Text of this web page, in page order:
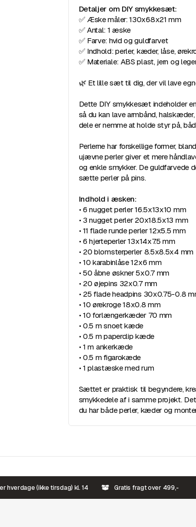
Detaljer om DIY smykkesæt:
✅ Æske måler: 130x68x21 mm
✅ Antal: 1 æske
✅ Farve: hvid og guldfarvet
✅ Indhold: perler, kæder, låse,
✅ Materiale: ABS plast, jern og
🌿 Et lille sæt til dig, der vil lave
Dette DIY smykkesæt indeholder
så du kan lave armbånd,
dele er nemme at holde styr på,
Perlerne har forskellige former,
ujævne perler giver et mere
og enkle smykker. De guldfarvede
sætte perler på pins.
Indhold i æsken:
• 6 nugget perler 16.5x13x10 mm
• 3 nugget perler 20x18.5x13 mm
• 11 flade runde perler 12x5.5 mm
• 6 hjerteperler 13x14x7.5 mm
• 20 blomsterperler 8.5x8.5x4 mm
• 10 karabinlåse 12x6 mm
• 50 åbne øskner 5x0.7 mm
• 20 øjepins 32x0.7 mm
• 25 flade headpins 30x0.75-0.8
• 10 ørekroge 18x0.8 mm
• 10 forlængerkæder 70 mm
• 0.5 m snoet kæde
• 0.5 m paperclip kæde
• 1 m ankerkæde
• 0.5 m figarokæde
• 1 plastæske med rum
Sættet er praktisk til begyndere,
smykkedele af i samme projekt.
du har både perler, kæder og
hverdage (ikke tirsdag) kl. 14 Gratis fragt over 499,-